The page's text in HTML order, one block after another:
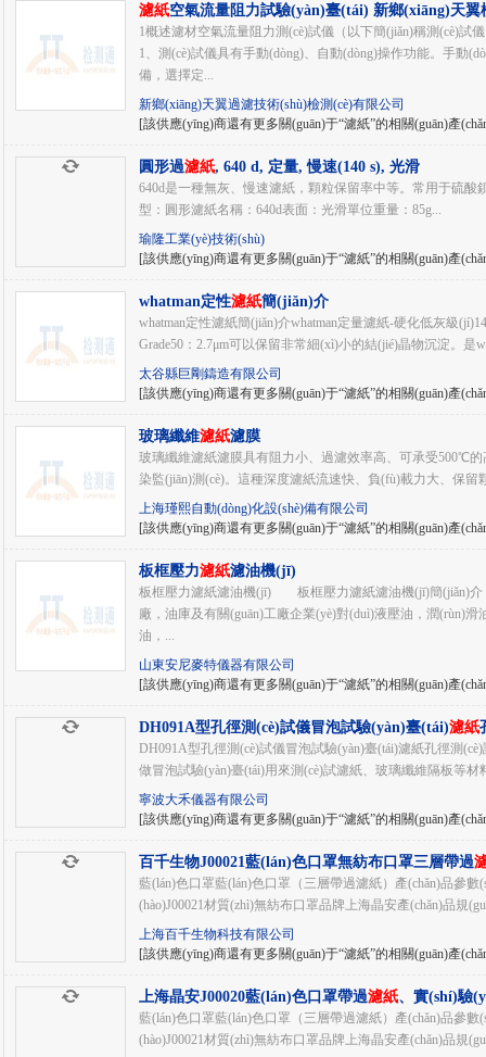
濾紙空氣流量阻力試驗(yàn)臺(tái) 新鄉(xiāng)天翼
(shè)備
1概述濾材空氣流量阻力測(cè)試儀（以下簡(jiǎn)稱測(cè)試
1、測(cè)試儀具有手動(dòng)、自動(dòng)操作功能。手動
備，選擇定...
新鄉(xiāng)天翼過濾技術(shù)檢測(cè)有限公司
[該供應(yīng)商還有更多關(guān)于“濾紙”的相關(guān)產
圓形過濾紙, 640 d, 定量, 慢速(140 s), 光滑
640d是一種無灰、慢速濾紙，顆粒保留率中等。常用于硫
型：圓形濾紙名稱：640d表面：光滑單位重量：85g...
瑜隆工業(yè)技術(shù)
[該供應(yīng)商還有更多關(guān)于“濾紙”的相關(guān)產
whatman定性濾紙簡(jiǎn)介
whatman定性濾紙簡(jiǎn)介whatman定量濾紙-硬化低灰級
Grade50：2.7μm可以保留非常細(xì)小的結(jié)晶物沉淀。是
太谷縣巨剛鑄造有限公司
[該供應(yīng)商還有更多關(guān)于“濾紙”的相關(guān)產
玻璃纖維濾紙濾膜
玻璃纖維濾紙濾膜具有阻力小、過濾效率高、可承受500℃
染監(jiān)測(cè)。這種深度濾紙流速快、負(fù)載力大、保
上海瑾熙自動(dòng)化設(shè)備有限公司
[該供應(yīng)商還有更多關(guān)于“濾紙”的相關(guān)產
板框壓力濾紙濾油機(jī)
板框壓力濾紙濾油機(jī) 板框壓力濾紙濾油機(jī)簡(jiǎn)
廠，油庫及有關(guān)工廠企業(yè)對(duì)液壓油，潤(rùn)
油，...
山東安尼麥特儀器有限公司
[該供應(yīng)商還有更多關(guān)于“濾紙”的相關(guān)產
DH091A型孔徑測(cè)試儀冒泡試驗(yàn)臺(tái)濾紙
試儀寧波大禾供
DH091A型孔徑測(cè)試儀冒泡試驗(yàn)臺(tái)濾紙孔徑測
做冒泡試驗(yàn)臺(tái)用來測(cè)試濾紙、玻璃纖維隔板等
寧波大禾儀器有限公司
[該供應(yīng)商還有更多關(guān)于“濾紙”的相關(guān)產
百千生物J00021藍(lán)色口罩無紡布口罩三層帶過
口罩
藍(lán)色口罩藍(lán)色口罩（三層帶過濾紙）產(chǎn)品參
(hào)J00021材質(zhì)無紡布口罩品牌上海晶安產(chǎn)品規
上海百千生物科技有限公司
[該供應(yīng)商還有更多關(guān)于“濾紙”的相關(guān)產
上海晶安J00020藍(lán)色口罩帶過濾紙、實(shí)驗
罩、實(shí)驗(yàn)室一次性口罩...
藍(lán)色口罩藍(lán)色口罩（三層帶過濾紙）產(chǎn)品參
(hào)J00021材質(zhì)無紡布口罩品牌上海晶安產(chǎn)品規